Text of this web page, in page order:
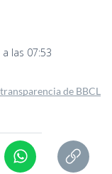
las 07:53
de BBCL